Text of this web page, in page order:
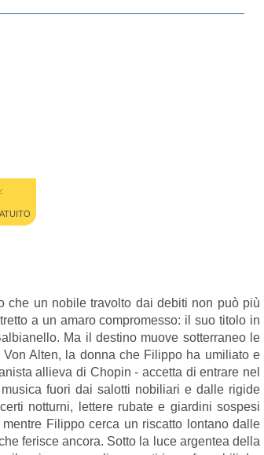
che un nobile travolto dai debiti non può più
a un amaro compromesso: il suo titolo in
Ma il destino muove sotterraneo le
Alten, la donna che Filippo ha umiliato e
allieva di Chopin - accetta di entrare nel
fuori dai salotti nobiliari e dalle rigide
notturni, lettere rubate e giardini sospesi
Filippo cerca un riscatto lontano dalle
ferisce ancora. Sotto la luce argentea della